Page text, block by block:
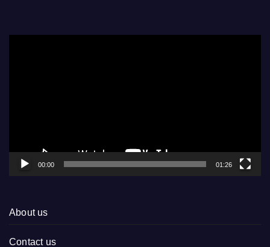
00:00 01:26
About us
Contact us